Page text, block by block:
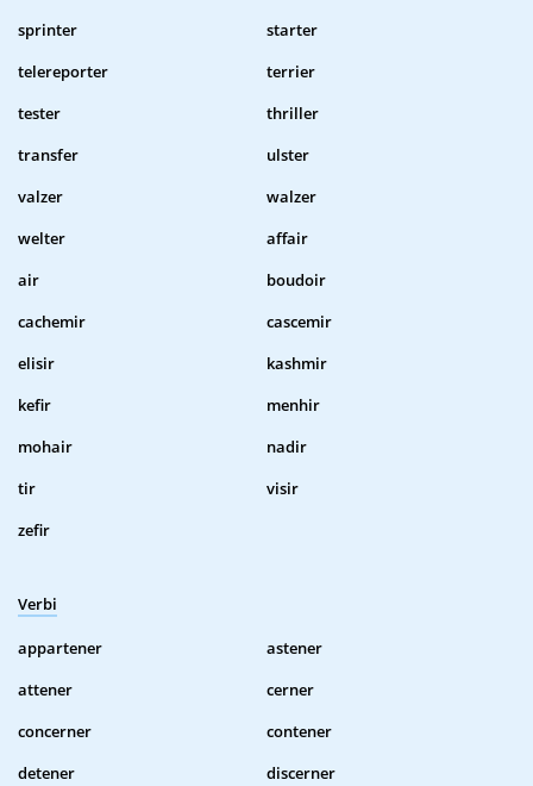
sprinter
starter
telereporter
terrier
tester
thriller
transfer
ulster
valzer
walzer
welter
affair
air
boudoir
cachemir
cascemir
elisir
kashmir
kefir
menhir
mohair
nadir
tir
visir
zefir
Verbi
appartener
astener
attener
cerner
concerner
contener
detener
discerner